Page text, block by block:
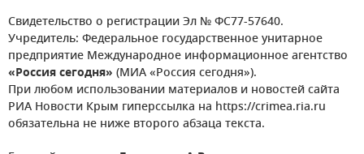
Свидетельство о регистрации Эл № ФС77-57640.
Учредитель: Федеральное государственное унитарное
предприятие Международное информационное агентство
«Россия сегодня» (МИА «Россия сегодня»).
При любом использовании материалов и новостей сайта
РИА Новости Крым гиперссылка на https://crimea.ria.ru
обязательна не ниже второго абзаца текста.